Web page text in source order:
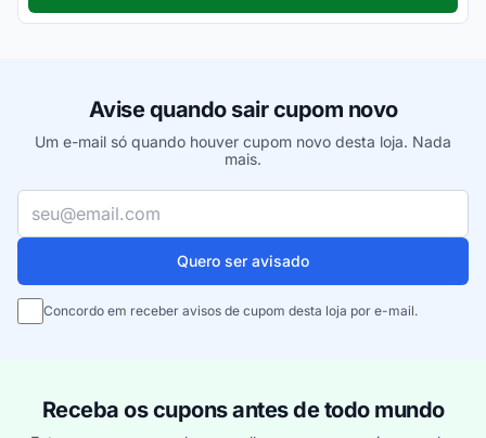
Avise quando sair cupom novo
Um e-mail só quando houver cupom novo desta loja. Nada
mais.
Seu e-mail
Quero ser avisado
Concordo em receber avisos de cupom desta loja por e-mail.
Receba os cupons antes de todo mundo